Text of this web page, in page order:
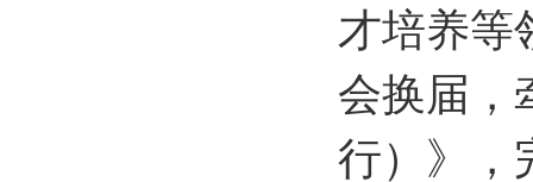
才培养等
会换届，
行）》，